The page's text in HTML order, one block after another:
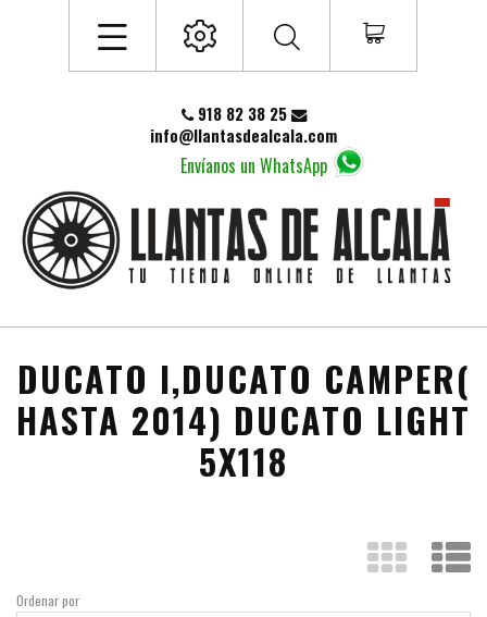
Envíanos un WhatsApp
918 82 38 25
info@llantasdealcala.com
DUCATO I,DUCATO CAMPER(
HASTA 2014) DUCATO LIGHT
5X118
Ordenar por